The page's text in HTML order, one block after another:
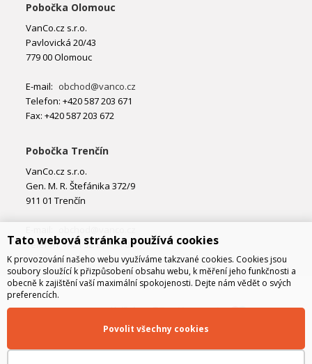
Pobočka Olomouc
VanCo.cz s.r.o.
Pavlovická 20/43
779 00 Olomouc
E-mail: obchod@vanco.cz
Telefon: +420 587 203 671
Fax: +420 587 203 672
Pobočka Trenčín
VanCo.cz s.r.o.
Gen. M. R. Štefánika 372/9
911 01 Trenčín
Telefon: +421 32 877 74 02
Tato webová stránka používá cookies
K provozování našeho webu využíváme takzvané cookies. Cookies jsou
soubory sloužící k přizpůsobení obsahu webu, k měření jeho funkčnosti a
obecně k zajištění vaší maximální spokojenosti. Dejte nám vědět o svých
preferencích.
Povolit všechny cookies